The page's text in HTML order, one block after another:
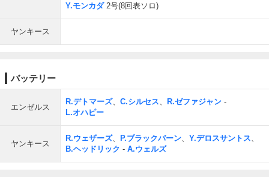
Y.モンカダ2号(8回表ソロ)
ヤンキース
バッテリー
エンゼルス
R.デトマーズ、 C.シルセス、 R.ゼファジャン -
L.オハピー
ヤンキース
R.ウェザーズ、 P.ブラックバーン、 Y.デロスサントス、
B.ヘッドリック - A.ウェルズ